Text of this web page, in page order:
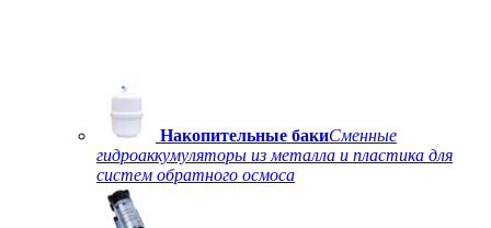
Накопительные бакиСменные
гидроаккумуляторы из металла и пластика для
систем обратного осмоса